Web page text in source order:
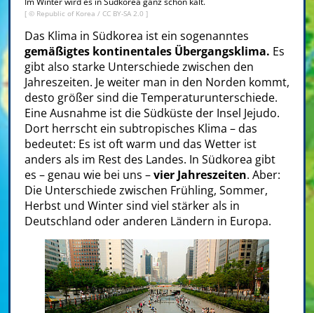
[ © Republic of Korea / CC BY-SA 2.0 ]
Das Klima in Südkorea ist ein sogenanntes
gemäßigtes kontinentales Übergangsklima. Es
gibt also starke Unterschiede zwischen den
Jahreszeiten. Je weiter man in den Norden kommt,
desto größer sind die Temperaturunterschiede.
Eine Ausnahme ist die Südküste der Insel Jejudo.
Dort herrscht ein subtropisches Klima – das
bedeutet: Es ist oft warm und das Wetter ist
anders als im Rest des Landes. In Südkorea gibt
es – genau wie bei uns –vier Jahreszeiten. Aber:
Die Unterschiede zwischen Frühling, Sommer,
Herbst und Winter sind viel stärker als in
Deutschland oder anderen Ländern in Europa.